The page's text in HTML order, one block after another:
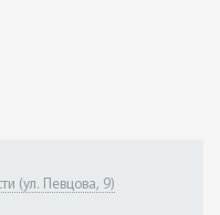
(ул. Певцова, 9)